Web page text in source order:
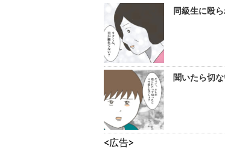
同級生に殴
聞いたら切
<広告>